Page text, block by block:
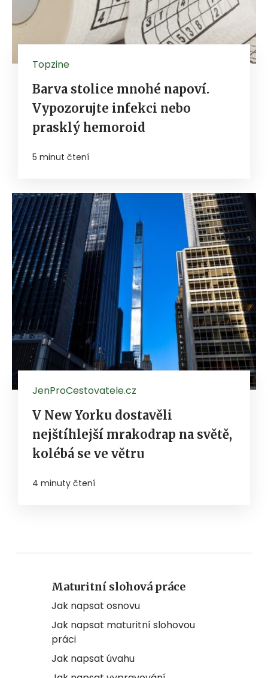
Topzine
Barva stolice mnohé napoví.
Vypozorujte infekci nebo
prasklý hemoroid
5 minut čtení
JenProCestovatele.cz
V New Yorku dostavěli
nejštíhlejší mrakodrap na světě,
kolébá se ve větru
4 minuty čtení
Maturitní slohová práce
Jak napsat osnovu
Jak napsat maturitní slohovou
práci
Jak napsat úvahu